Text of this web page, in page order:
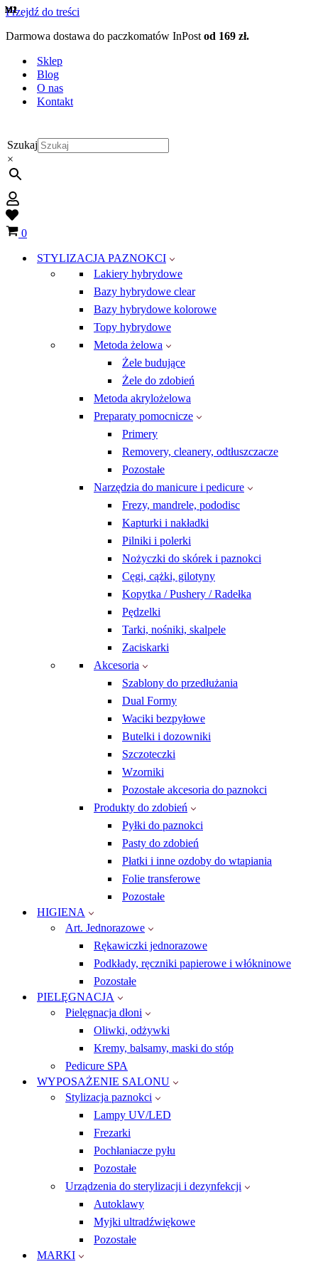
Przejdź do treści
Darmowa dostawa do paczkomatów InPost od 169 zł.
Sklep
Blog
O nas
Kontakt
Szukaj
×
Wish
listKoszyk
0
STYLIZACJA PAZNOKCI
Lakiery hybrydowe
Bazy hybrydowe clear
Bazy hybrydowe kolorowe
Topy hybrydowe
Metoda żelowa
Żele budujące
Żele do zdobień
Metoda akrylożelowa
Preparaty pomocnicze
Primery
Removery, cleanery, odtłuszczacze
Pozostałe
Narzędzia do manicure i pedicure
Frezy, mandrele, pododisc
Kapturki i nakładki
Pilniki i polerki
Nożyczki do skórek i paznokci
Cęgi, cążki, gilotyny
Kopytka / Pushery / Radełka
Pędzelki
Tarki, nośniki, skalpele
Zaciskarki
Akcesoria
Szablony do przedłużania
Dual Formy
Waciki bezpyłowe
Butelki i dozowniki
Szczoteczki
Wzorniki
Pozostałe akcesoria do paznokci
Produkty do zdobień
Pyłki do paznokci
Pasty do zdobień
Płatki i inne ozdoby do wtapiania
Folie transferowe
Pozostałe
HIGIENA
Art. Jednorazowe
Rękawiczki jednorazowe
Podkłady, ręczniki papierowe i włókninowe
Pozostałe
PIELĘGNACJA
Pielęgnacja dłoni
Oliwki, odżywki
Kremy, balsamy, maski do stóp
Pedicure SPA
WYPOSAŻENIE SALONU
Stylizacja paznokci
Lampy UV/LED
Frezarki
Pochłaniacze pyłu
Pozostałe
Urządzenia do sterylizacji i dezynfekcji
Autoklawy
Myjki ultradźwiękowe
Pozostałe
MARKI
M1
M1
M1
M1
M1
M1
M2
M1
M1
M1